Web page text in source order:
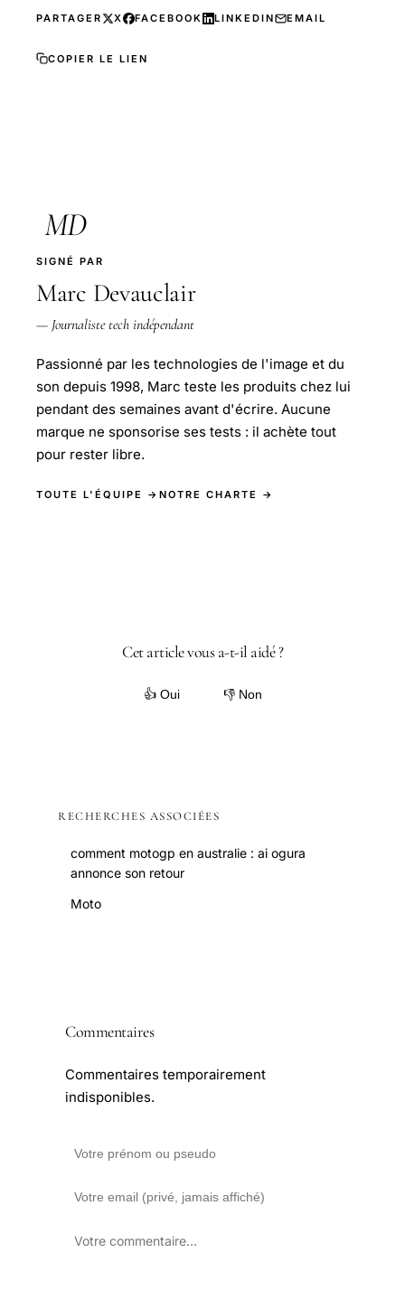
PARTAGER X FACEBOOK LINKEDIN EMAIL
COPIER LE LIEN
MD
SIGNÉ PAR
Marc Devauclair
— Journaliste tech indépendant
Passionné par les technologies de l'image et du
son depuis 1998, Marc teste les produits chez lui
pendant des semaines avant d'écrire. Aucune
marque ne sponsorise ses tests : il achète tout
pour rester libre.
TOUTE L'ÉQUIPE → NOTRE CHARTE →
Cet article vous a-t-il aidé ?
👍 Oui 👎 Non
RECHERCHES ASSOCIÉES
comment motogp en australie : ai ogura
annonce son retour
Moto
Commentaires
Commentaires temporairement
indisponibles.